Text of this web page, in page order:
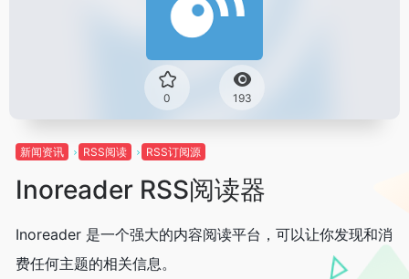
0 193
新闻资讯 RSS阅读 RSS订阅源
Inoreader RSS阅读器
Inoreader 是一个强大的内容阅读平台，可以让你发现和消
费任何主题的相关信息。